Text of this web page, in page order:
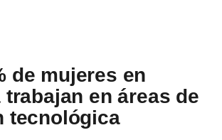
de mujeres en
en áreas de
tecnológica